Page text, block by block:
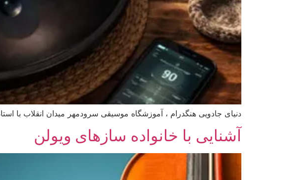
دنیای جادویی هنگدرام ، آموزشگاه موسیقی سرودمهر میدان انقلاب با
آشنایی با خانواده سازهای ویولن